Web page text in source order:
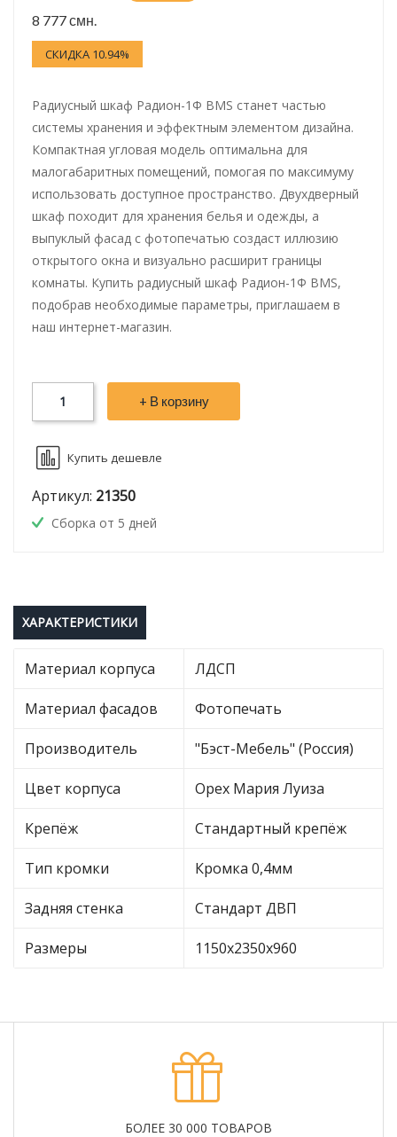
8 777 смн.
СКИДКА 10.94%
Радиусный шкаф Радион-1Ф BMS станет частью
системы хранения и эффектным элементом дизайна.
Компактная угловая модель оптимальна для
малогабаритных помещений, помогая по максимуму
использовать доступное пространство. Двухдверный
шкаф походит для хранения белья и одежды, а
выпуклый фасад с фотопечатью создаст иллюзию
открытого окна и визуально расширит границы
комнаты. Купить радиусный шкаф Радион-1Ф BMS,
подобрав необходимые параметры, приглашаем в
наш интернет-магазин.
+ В корзину
Купить дешевле
Артикул: 21350
Сборка от 5 дней
ХАРАКТЕРИСТИКИ
Материал корпуса ЛДСП
Материал фасадов Фотопечать
Производитель "Бэст-Мебель" (Россия)
Цвет корпуса Орех Мария Луиза
Крепёж Стандартный крепёж
Тип кромки Кромка 0,4мм
Задняя стенка Стандарт ДВП
Размеры 1150х2350х960
БОЛЕЕ 30 000 ТОВАРОВ